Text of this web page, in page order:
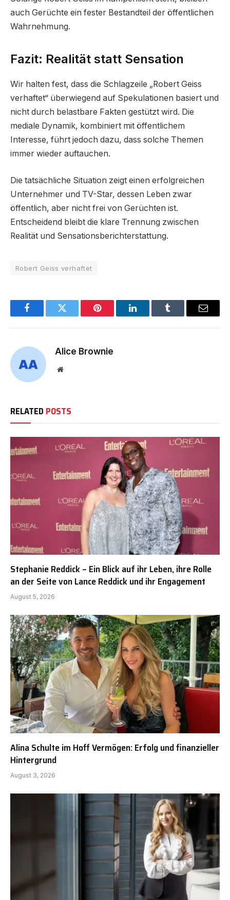
auch Gerüchte ein fester Bestandteil der öffentlichen
Wahrnehmung.
Fazit: Realität statt Sensation
Wir halten fest, dass die Schlagzeile „Robert Geiss
verhaftet“ überwiegend auf Spekulationen basiert und
nicht durch belastbare Fakten gestützt wird. Die
mediale Dynamik, kombiniert mit öffentlichem
Interesse, führt jedoch dazu, dass solche Themen
immer wieder auftauchen.
Die tatsächliche Situation zeigt einen erfolgreichen
Unternehmer und TV-Star, dessen Leben zwar
öffentlich, aber nicht frei von Gerüchten ist.
Entscheidend bleibt die klare Trennung zwischen
Realität und Sensationsberichterstattung.
Robert Geiss verhaftet
FacebookTwitter Pinterest LinkedInTumblr Email
Alice Brownie
Website
RELATED POSTS
Stephanie Reddick – Ein Blick auf ihr Leben, ihre Rolle
an der Seite von Lance Reddick und ihr Engagement
August 5, 2026
Alina Schulte im Hoff Vermögen: Erfolg und finanzieller
Hintergrund
August 3, 2026